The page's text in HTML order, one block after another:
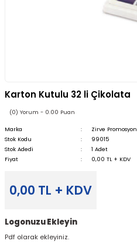
Karton Kutulu 32 li Çikolata
(0) Yorum - 0.00 Puan
Marka
Zirve Promosyon
Stok Kodu
99015
Stok Adedi
1 Adet
Fiyat
0,00 TL + KDV
0,00 TL + KDV
Logonuzu Ekleyin
Pdf olarak ekleyiniz.